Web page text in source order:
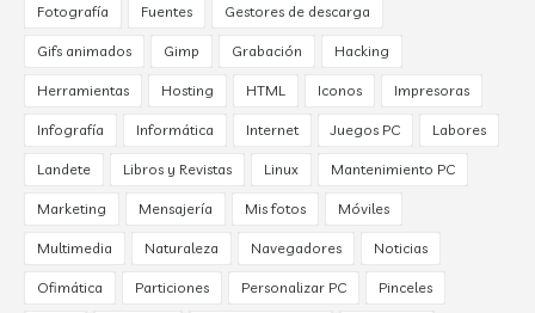
Fotografía Fuentes Gestores de descarga
Gifs animados Gimp Grabación Hacking
Herramientas Hosting HTML Iconos Impresoras
Infografía Informática Internet Juegos PC Labores
Landete Libros y Revistas Linux Mantenimiento PC
Marketing Mensajería Mis fotos Móviles
Multimedia Naturaleza Navegadores Noticias
Ofimática Particiones Personalizar PC Pinceles